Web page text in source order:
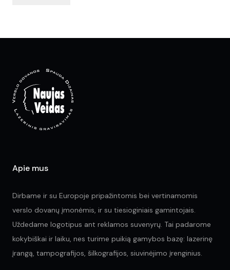
Apie mus
Dirbame ir su Europoje pripažintomis bei vertinamomis
verslo dovanų įmonėmis, ir su tiesioginiais gamintojais.
Uždedame logotipus ant reklamos suvenyrų. Tai padarome
kokybiškai ir laiku, nes turime puikią gamybos bazę: lazerinę
įrangą, tampografijos, šilkografijos, siuvinėjimo įrenginius.